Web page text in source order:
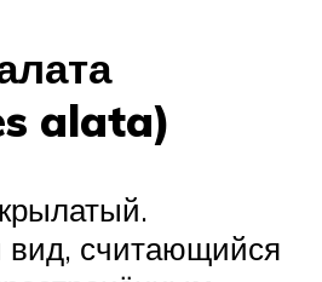
alata)
вид, считающийся